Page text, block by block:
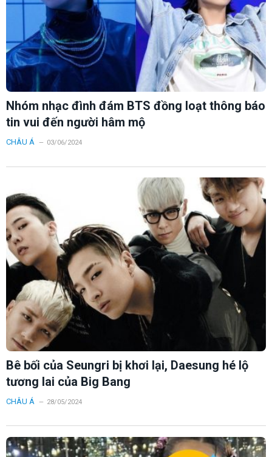
Nhóm nhạc đình đám BTS đồng loạt thông báo
tin vui đến người hâm mộ
CHÂU Á 03/06/2024
Bê bối của Seungri bị khơi lại, Daesung hé lộ
tương lai của Big Bang
CHÂU Á 28/05/2024